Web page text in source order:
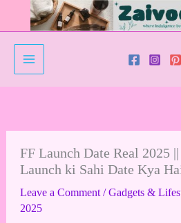
FF Launch Date Real 2025
Launch ki Sahi Date Kya
Leave a Comment /Gadgets &
2025